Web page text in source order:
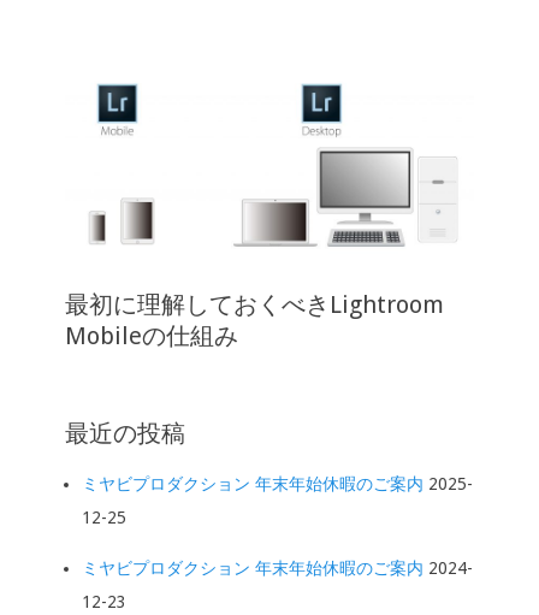
最初に理解しておくべきLightroom
Mobileの仕組み
最近の投稿
ミヤビプロダクション 年末年始休暇のご案内 2025-
12-25
ミヤビプロダクション 年末年始休暇のご案内 2024-
12-23